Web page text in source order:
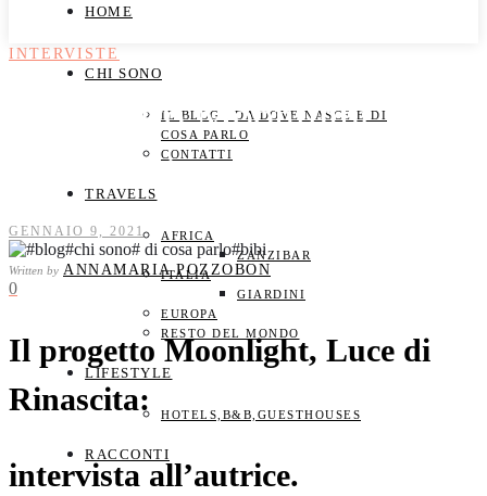
HOME
CHI SONO
IL BLOG , DA DOVE NASCE E DI
COSA PARLO
CONTATTI
TRAVELS
AFRICA
ZANZIBAR
ITALIA
GIARDINI
EUROPA
RESTO DEL MONDO
LIFESTYLE
HOTELS,B&B,GUESTHOUSES
RACCONTI
INTERVISTE
Il progetto Moonlight, Luce
di Rinascita
GENNAIO 9, 2021
Written by ANNAMARIA POZZOBON
0
Il progetto Moonlight, Luce di
Rinascita:
intervista all’autrice.